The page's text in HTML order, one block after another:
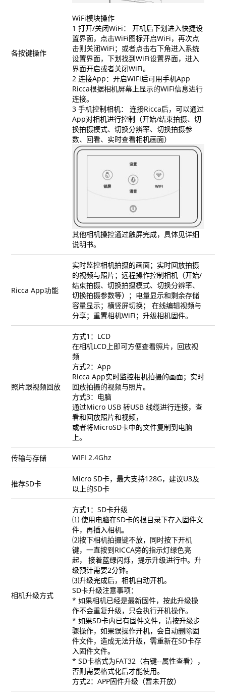
各按键操作
WiFi模块操作
1 打开/关闭WiFi： 开机后下划进入快捷设
置界面，点击WiFi图标开启WiFi，再次点
击则关闭WiFi；或者点击右下角进入系统
设置界面，下划找到WiFi设置界面，进入
界面开启或者关闭WiFi。
2 连接App：开启WiFi后可用手机App
Ricca根据相机屏幕上显示的WiFi信息进行
连接。
3 手机控制相机： 连接Ricca后，可以通过
App对相机进行控制（开始/结束拍摄、切
换拍摄模式、切换分辨率、切换拍摄参
数、回看、实时查看相机画面）
其他相机操控通过触屏完成，具体见详细
说明书。
Ricca App功能
实时监控相机拍摄的画面；实时回放拍摄
的视频与照片；远程操作控制相机（开始/
结束拍摄、切换拍摄模式、切换分辨率、
切换拍摄参数等）；电量显示和剩余存储
容量显示；横竖屏切换； 在线编辑视频与
分享；重置相机WiFi；升级相机固件。
照片跟视频回放
方式1：LCD
在相机LCD上即可方便查看照片，回放视
频
方式2：App
Ricca App实时监控相机拍摄的画面；实时
回放拍摄的视频与照片。
方式3：电脑
通过Micro USB 转USB 线缆进行连接，查
看和回放照片和视频，
或者将MicroSD卡中的文件复制到电脑
上。
传输与存储 WIFI 2.4Ghz
推荐SD卡
Micro SD卡，最大支持128G，建议U3及
以上的SD卡
相机升级方式
方式1：SD卡升级
⑴ 使用电脑在SD卡的根目录下存入固件文
件，再插入相机。
⑵按下相机拍摄键不放，同时按下开机
键，一直按到RICCA旁的指示灯绿色亮
起， 接着蓝绿闪烁，提示升级进行中。升
级预计需要2分钟。
⑶升级完成后，相机自动开机。
SD卡升级注意事项：
* 如果相机已经是最新固件，按此升级操
作不会重复升级，只会执行开机操作。
* 如果SD卡内已有固件文件，请按升级步
骤操作，如果误操作开机，会自动删除固
件文件，造成无法升级，需重新在SD卡存
入固件文件。
* SD卡格式为FAT32（右键--属性查看），
否则需要格式化后才能使用。
方式2：APP固件升级（暂未开放）